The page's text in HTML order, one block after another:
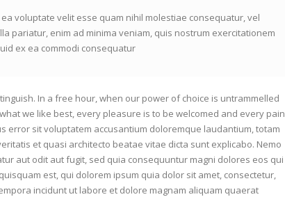
voluptate velit esse quam nihil molestiae consequatur, vel
pariatur, enim ad minima veniam, quis nostrum exercitationem
ex ea commodi consequatur
In a free hour, when our power of choice is untrammelled
we like best, every pleasure is to be welcomed and every pain
error sit voluptatem accusantium doloremque laudantium, totam
et quasi architecto beatae vitae dicta sunt explicabo. Nemo
aut odit aut fugit, sed quia consequuntur magni dolores eos qui
est, qui dolorem ipsum quia dolor sit amet, consectetur,
incidunt ut labore et dolore magnam aliquam quaerat